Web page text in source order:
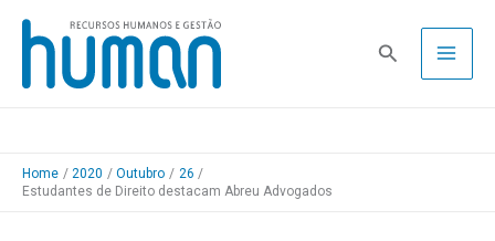
Skip
content
Pesquisa
Home 2020 Outubro
26
Estudantes de Direito destacam Abreu Advogados